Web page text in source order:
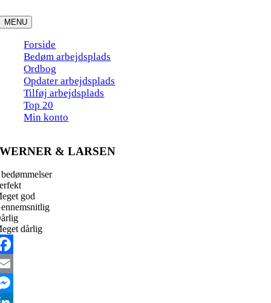
to
content
MENU
Forside
Bedøm arbejdsplads
Ordbog
Opdater arbejdsplads
Tilføj arbejdsplads
Top 20
Min konto
WERNER & LARSEN
god
dårlig